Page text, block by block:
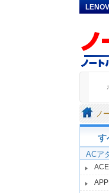
ノ
す
ACア